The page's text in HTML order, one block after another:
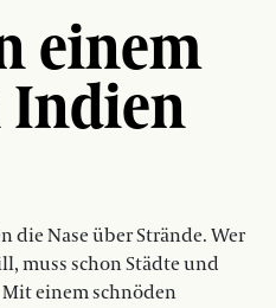
einem
die Nase über Strände. Wer
muss schon Städte und
einem schnöden